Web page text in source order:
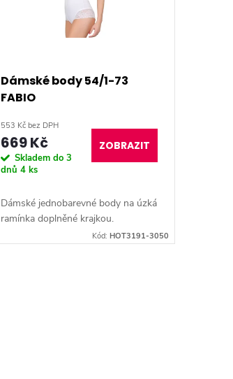
Dámské body 54/1-73
FABIO
553 Kč bez DPH
669 Kč
Skladem do 3
dnů 4 ks
ZOBRAZIT
Dámské jednobarevné body na úzká
ramínka doplněné krajkou.
Kód: HOT3191-3050